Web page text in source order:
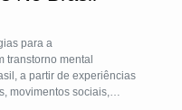
para a
transtorno mental
a partir de experiências
movimentos sociais,